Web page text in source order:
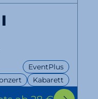
Kabarett
EventPlus